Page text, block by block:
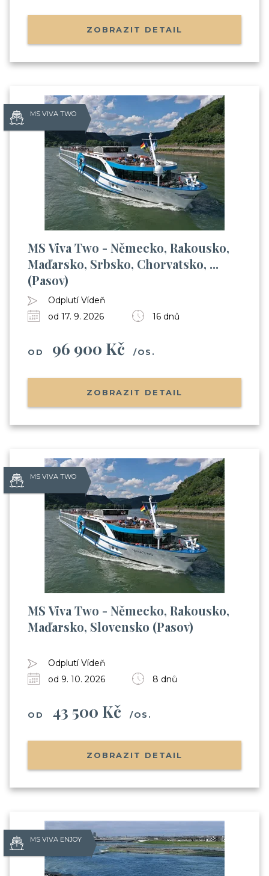
ZOBRAZIT DETAIL
MS VIVA TWO
MS Viva Two - Německo, Rakousko,
Maďarsko, Srbsko, Chorvatsko, ...
(Pasov)
Odplutí Vídeň
od 17. 9. 2026
16 dnů
OD 96 900 Kč /OS.
ZOBRAZIT DETAIL
MS VIVA TWO
MS Viva Two - Německo, Rakousko,
Maďarsko, Slovensko (Pasov)
Odplutí Vídeň
od 9. 10. 2026
8 dnů
OD 43 500 Kč /OS.
ZOBRAZIT DETAIL
MS VIVA ENJOY